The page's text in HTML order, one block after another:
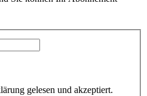
gelesen und akzeptiert.